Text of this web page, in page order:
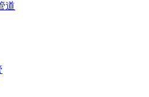
道